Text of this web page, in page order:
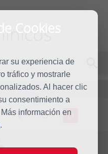
Cookies
su experiencia de
tráfico y mostrarle
Al hacer clic
consentimiento a
información en
.
V S D